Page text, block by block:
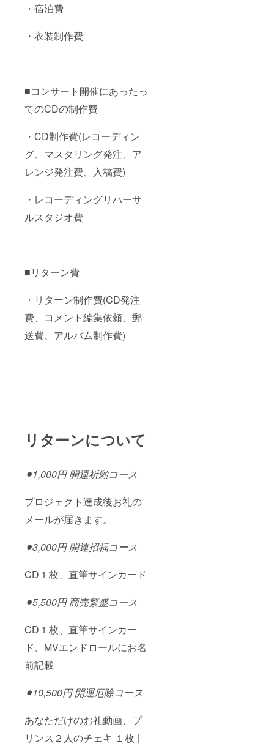
・宿泊費
・衣装制作費
■コンサート開催にあったっ
てのCDの制作費
・CD制作費(レコーディン
グ、マスタリング発注、ア
レンジ発注費、入稿費)
・レコーディングリハーサ
ルスタジオ費
■リターン費
・リターン制作費(CD発注
費、コメント編集依頼、郵
送費、アルバム制作費)
リターンについて
⚫︎1,000円 開運祈願コース
プロジェクト達成後お礼の
メールが届きます。
⚫︎3,000円 開運招福コース
CD１枚、直筆サインカード
⚫︎5,500円 商売繁盛コース
CD１枚、直筆サインカー
ド、MVエンドロールにお名
前記載
⚫︎10,500円 開運厄除コース
あなただけのお礼動画、プ
リンス２人のチェキ １枚 |